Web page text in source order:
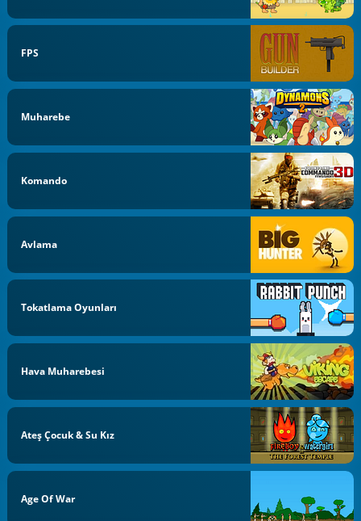
FPS
Muharebe
Komando
Avlama
Tokatlama Oyunları
Hava Muharebesi
Ateş Çocuk & Su Kız
Age Of War